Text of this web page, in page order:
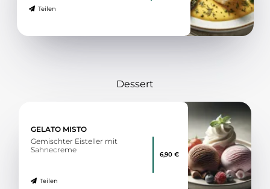
Teilen
Dessert
GELATO MISTO
Gemischter Eisteller mit
Sahnecreme
Teilen
6,90 €